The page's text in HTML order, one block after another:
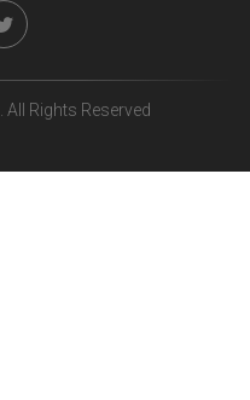
. All Rights Reserved